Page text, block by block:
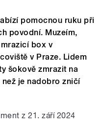
pomocnou ruku při
povodní. Muzeím,
box v
v Praze. Lidem
šokově zmrazit na
než je nadobro zničí
z 21. září 2024